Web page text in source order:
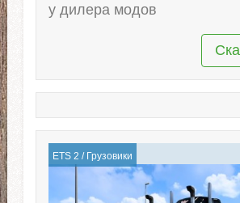
у дилера модов
ETS 2 / Грузовики